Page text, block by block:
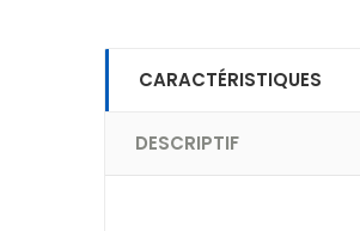
CARACTÉRISTIQUES
DESCRIPTIF